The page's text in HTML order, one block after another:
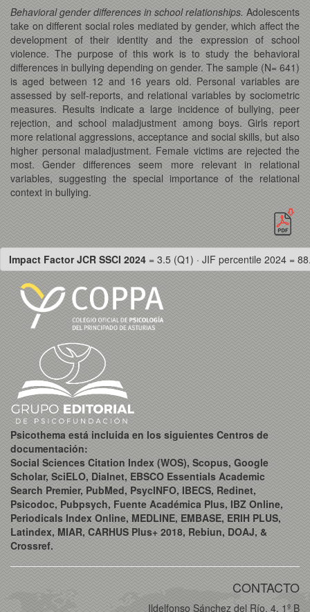
Behavioral gender differences in school relationships. Adolescents
take on different social roles mediated by gender, which affect the
development of their identity and the expression of school
violence. The purpose of this work is to study the behavioral
differences in bullying depending on gender. The sample (N= 641)
is aged between 12 and 16 years old. Personal variables are
assessed by self-reports, and relational variables by sociometric
measures. Results indicate a large incidence of bullying, peer
rejection, and school maladjustment among boys. Girls report
more relational aggressions, acceptance and social skills, but also
higher personal maladjustment. Female victims are rejected the
most. Gender differences seem more relevant in relational
variables, suggesting the special importance of the relational
context in bullying.
Impact Factor JCR SSCI 2024 = 3.5 (Q1) · JIF percentile 2024 =
Psicothema está incluida en los siguientes Centros de
documentación:
Social Sciences Citation Index (WOS), Scopus, Google
Scholar, SciELO, Dialnet, EBSCO Essentials Academic
Search Premier, PubMed, PsycINFO, IBECS, Redinet,
Psicodoc, Pubpsych, Fuente Académica Plus, IBZ Online,
Periodicals Index Online, MEDLINE, EMBASE, ERIH PLUS,
Latindex, MIAR, CARHUS Plus+ 2018, Rebiun, DOAJ, &
Crossref.
CONTACTO
Ildelfonso Sánchez del Río, 4, 1º B